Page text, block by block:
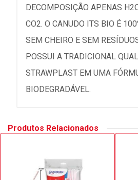
DECOMPOSIÇÃO APENAS
CO2. O CANUDO ITS BIO É
SEM CHEIRO E SEM
POSSUI A TRADICIONAL
STRAWPLAST EM UMA
BIODEGRADÁVEL.
Produtos Relacionados